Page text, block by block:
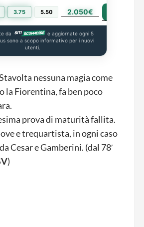
3.75 5.50 2.050€
da
e aggiornate ogni 5
sono a scopo informativo per i nuovi
utenti.
nessuna magia come
la Fiorentina, fa ben poco
prova di maturità fallita.
e trequartista, in ogni caso
Cesar e Gamberini. (dal 78′
)